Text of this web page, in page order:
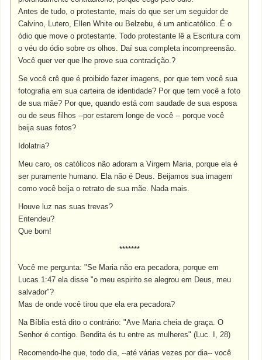
Antes de tudo, o protestante, mais do que ser um seguidor de
Calvino, Lutero, Ellen White ou Belzebu, é um anticatólico. É o
ódio que move o protestante. Todo protestante lê a Escritura com
o véu do ódio sobre os olhos. Daí sua completa incompreensão.
Você quer ver que lhe prove sua contradição.?
Se você crê que é proibido fazer imagens, por que tem você sua
fotografia em sua carteira de identidade? Por que tem você a foto
de sua mãe? Por que, quando está com saudade de sua esposa
ou de seus filhos --por estarem longe de você -- porque você
beija suas fotos?
Idolatria?
Meu caro, os católicos não adoram a Virgem Maria, porque ela é
ser puramente humano. Ela não é Deus. Beijamos sua imagem
como você beija o retrato de sua mãe. Nada mais.
Houve luz nas suas trevas?
Entendeu?
Que bom!
*******
Você me pergunta: "Se Maria não era pecadora, porque em
Lucas 1:47 ela disse "o meu espirito se alegrou em Deus, meu
salvador"?
Mas de onde você tirou que ela era pecadora?
Na Bíblia está dito o contrário: "Ave Maria cheia de graça. O
Senhor é contigo. Bendita és tu entre as mulheres" (Luc. I, 28)
Recomendo-lhe que, todo dia, --até várias vezes por dia-- você